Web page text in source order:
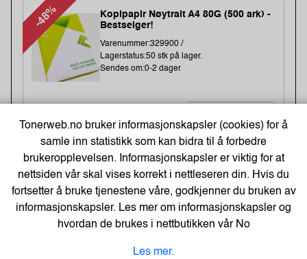
-48%
Kopipapir Nøytralt A4 80G (500 ark) -
Bestselger!
Varenummer:329900 /
Lagerstatus:50 stk på lager.
Sendes om:0-2 dager
71,-
109,-
57,- Eks. Mva. Kjøp
Energizer Lithium AA/L91 Batterier
(10-pk)
Varenummer:149006 /639753
Sendes om:0-2 dager
Tonerweb.no bruker informasjonskapsler (cookies) for å
samle inn statistikk som kan bidra til å forbedre
brukeropplevelsen. Informasjonskapsler er viktig for at
nettsiden vår skal vises korrekt i nettleseren din. Hvis du
fortsetter å bruke tjenestene våre, godkjenner du bruken av
informasjonskapsler. Les mer om informasjonskapsler og
hvordan de brukes i nettbutikken vårNo
Les mer.